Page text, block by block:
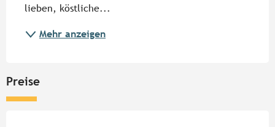
lieben, köstliche...
Mehr anzeigen
Preise